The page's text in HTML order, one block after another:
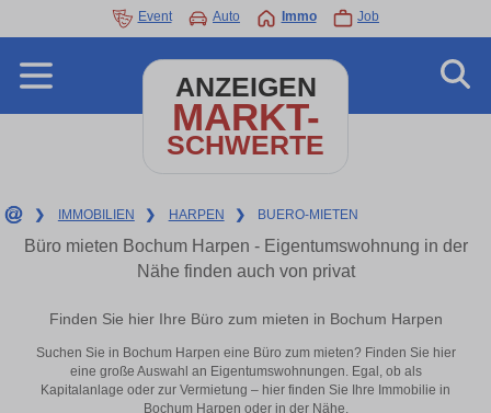
Event Auto Immo Job
ANZEIGEN
MARKT-
SCHWERTE
❯ IMMOBILIEN ❯ HARPEN ❯ BUERO-MIETEN
Büro mieten Bochum Harpen - Eigentumswohnung in der
Nähe finden auch von privat
Finden Sie hier Ihre Büro zum mieten in Bochum Harpen
Suchen Sie in Bochum Harpen eine Büro zum mieten? Finden Sie hier
eine große Auswahl an Eigentumswohnungen. Egal, ob als
Kapitalanlage oder zur Vermietung – hier finden Sie Ihre Immobilie in
Bochum Harpen oder in der Nähe.